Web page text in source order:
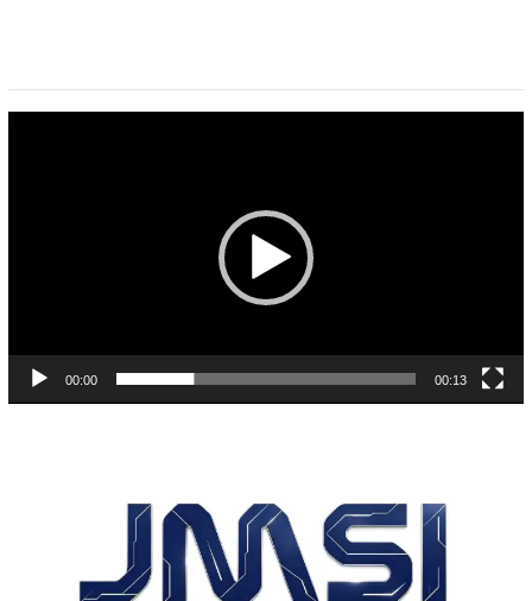
00:00 00:13